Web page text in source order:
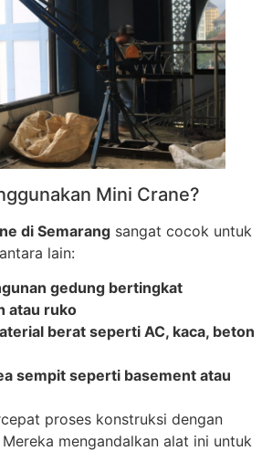
Mini Crane?
di Semarang sangat cocok untuk
lain:
gedung bertingkat
atau ruko
berat seperti AC, kaca, beton
sempit seperti basement atau
proses konstruksi dengan
mengandalkan alat ini untuk